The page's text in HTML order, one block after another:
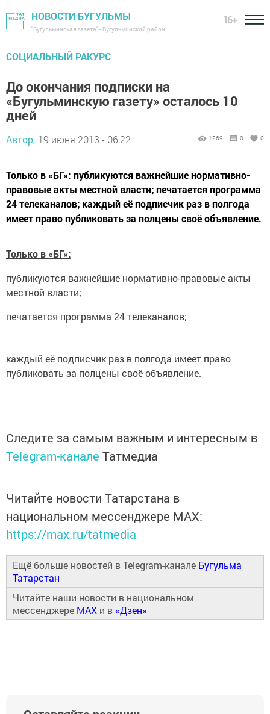
НОВОСТИ БУГУЛЬМЫ
"Бугульминская газета" - Бугульминский район
16+
СОЦИАЛЬНЫЙ РАКУРС
До окончания подписки на
«Бугульминскую газету» осталось 10
дней
Автор, 19 июня 2013 - 06:22 1269 0 0
Только в «БГ»: публикуются важнейшие нормативно-
правовые акты местной власти; печатается программа
24 телеканалов; каждый её подписчик раз в полгода
имеет право публиковать за полцены своё объявление.
Только в «БГ»:
публикуются важнейшие нормативно-правовые акты
местной власти;
печатается программа 24 телеканалов;
каждый её подписчик раз в полгода имеет право
публиковать за полцены своё объявление.
Следите за самым важным и интересным в
Telegram-канале Татмедиа
Читайте новости Татарстана в
национальном мессенджере MАХ:
https://max.ru/tatmedia
Ещё больше новостей в Telegram-канале Бугульма
Татарстан
Читайте наши новости в национальном
мессенджере MAX и в «Дзен»